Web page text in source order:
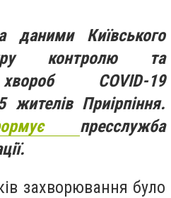
даними Київського
контролю та
COVID-19
жителів Приірпіння.
пресслужба
захворювання було